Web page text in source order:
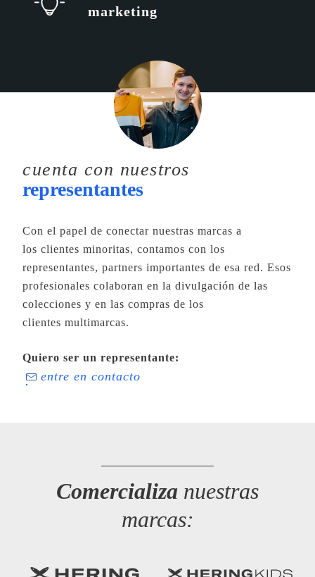
marketing
cuenta con nuestros
representantes
Con el papel de conectar nuestras marcas a
los clientes minoritas, contamos con los
representantes, partners importantes de esa red. Esos
profesionales colaboran en la divulgación de las
colecciones y en las compras de los
clientes multimarcas.
Quiero ser un representante:
entre en contacto
Comercializa nuestras
marcas: